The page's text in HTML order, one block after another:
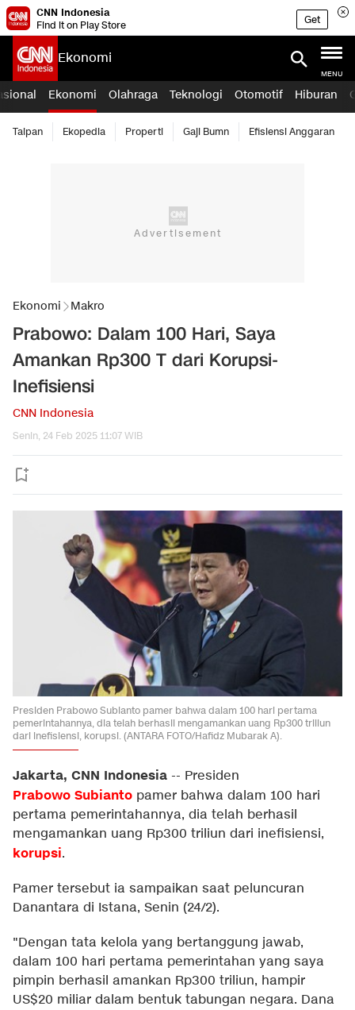
CNN Indonesia
Find it on Play Store
Get
Ekonomi
MENU
Ekonomi Olahraga Teknologi Otomotif Hiburan
Taipan Ekopedia Properti Gaji Bumn Efisiensi Anggaran
Ekonomi Makro
Prabowo: Dalam 100 Hari, Saya
Amankan Rp300 T dari Korupsi-
Inefisiensi
CNN Indonesia
Senin, 24 Feb 2025 11:07 WIB
Presiden Prabowo Subianto pamer bahwa dalam 100 hari pertama
pemerintahannya, dia telah berhasil mengamankan uang Rp300 triliun
dari inefisiensi, korupsi. (ANTARA FOTO/Hafidz Mubarak A).
Jakarta, CNN Indonesia -- Presiden
Prabowo Subianto pamer bahwa dalam 100 hari
pertama pemerintahannya, dia telah berhasil
mengamankan uang Rp300 triliun dari inefisiensi,
korupsi.
Pamer tersebut ia sampaikan saat peluncuran
Danantara di Istana, Senin (24/2).
"Dengan tata kelola yang bertanggung jawab,
dalam 100 hari pertama pemerintahan yang saya
pimpin berhasil amankan Rp300 triliun, hampir
US$20 miliar dalam bentuk tabungan negara. Dana